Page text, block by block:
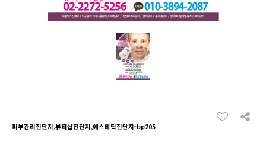
피부관리전단지,뷰티샵전단지,에스테틱전단지-bp205